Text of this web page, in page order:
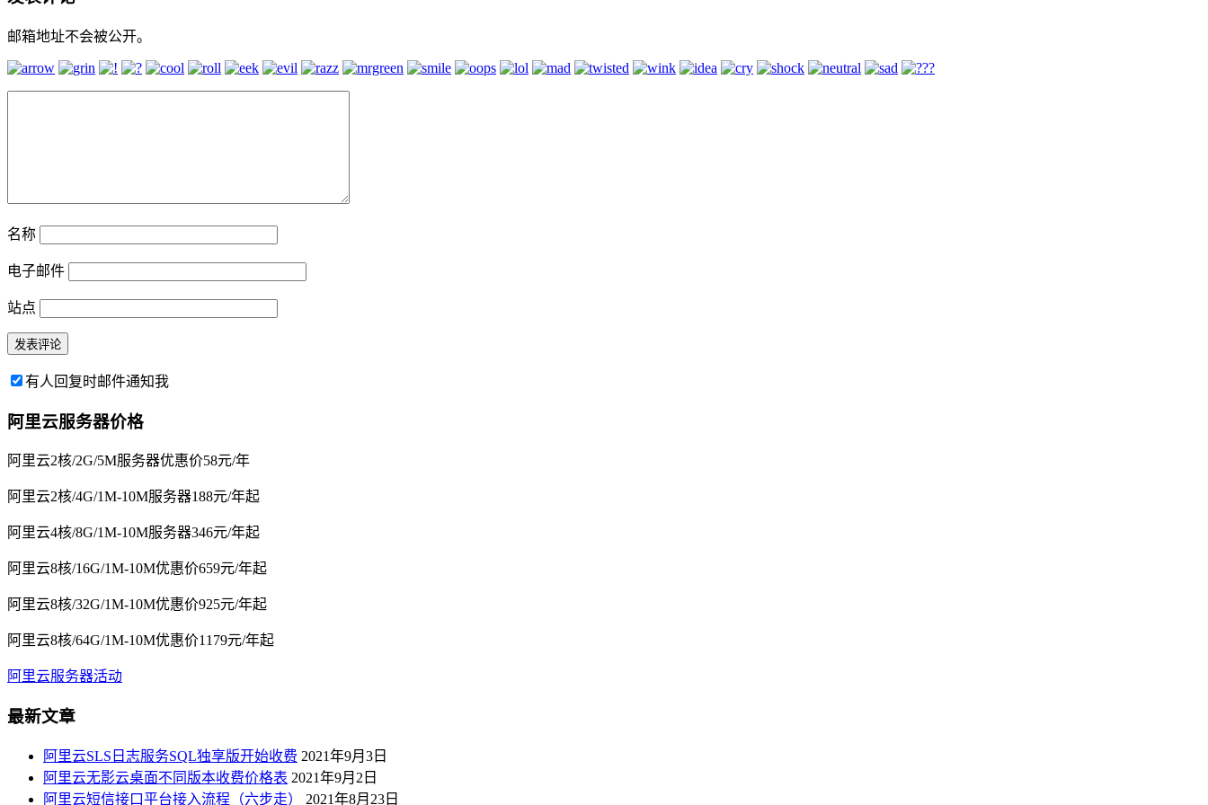
邮箱地址不会被公开。
名称
电子邮件
站点
有人回复时邮件通知我
阿里云服务器价格
阿里云2核/2G/5M服务器优惠价58元/年
阿里云2核/4G/1M-10M服务器188元/年起
阿里云4核/8G/1M-10M服务器346元/年起
阿里云8核/16G/1M-10M优惠价659元/年起
阿里云8核/32G/1M-10M优惠价925元/年起
阿里云8核/64G/1M-10M优惠价1179元/年起
阿里云服务器活动
最新文章
阿里云SLS日志服务SQL独享版开始收费 2021年9月3日
阿里云无影云桌面不同版本收费价格表 2021年9月2日
阿里云短信接口平台接入流程（六步走）
2021年8月23日